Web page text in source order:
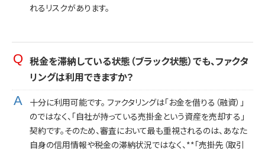
れるリスクがあります。
税金を滞納している状態（ブラック状態）でも、ファクタ
リングは利用できますか？
十分に利用可能です。 ファクタリングは「お金を借りる（融資）」
のではなく、「自社が持っている売掛金という資産を売却する」
契約です。そのため、審査において最も重視されるのは、あなた
自身の信用情報や税金の滞納状況ではなく、**「売掛先（取引